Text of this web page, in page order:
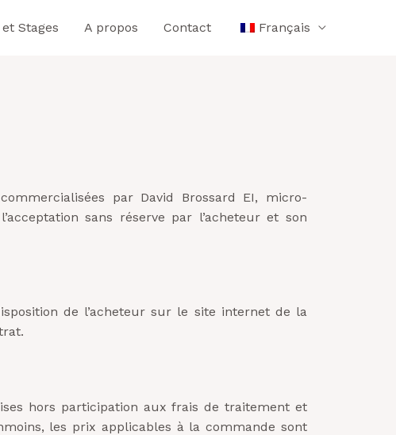
Stages A propos Contact Français
par David Brossard EI, micro-
sans réserve par l’acheteur et son
de l’acheteur sur le site internet de la
hors participation aux frais de traitement et
les prix applicables à la commande sont